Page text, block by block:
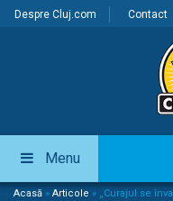
Despre Cluj.com Contact
Menu
Acasă » Articole » „Curajul se